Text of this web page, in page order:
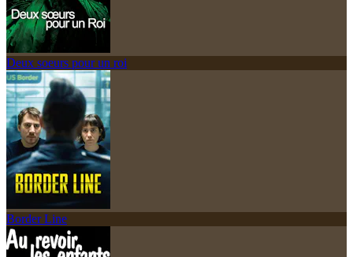
Deux soeurs pour un roi
Border Line